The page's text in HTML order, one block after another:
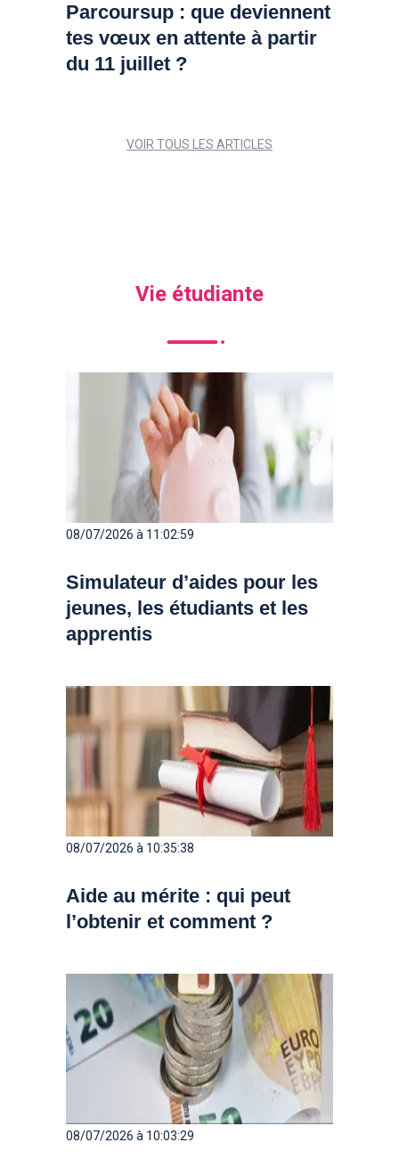
Parcoursup : que deviennent
tes vœux en attente à partir
du 11 juillet ?
VOIR TOUS LES ARTICLES
Vie étudiante
08/07/2026 à 11:02:59
Simulateur d’aides pour les
jeunes, les étudiants et les
apprentis
08/07/2026 à 10:35:38
Aide au mérite : qui peut
l’obtenir et comment ?
08/07/2026 à 10:03:29